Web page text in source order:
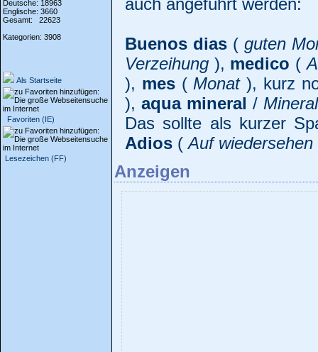
Deutsche: 18963
Englische: 3660
Gesamt: 22623
Kategorien: 3908
Als Startseite
Favoriten (IE)
Lesezeichen (FF)
auch angeführt werden:
Buenos dias (guten
Verzeihung ), medico (
), mes( Monat), kurz
), aqua mineral /
Das sollte als kurzer
Adios (Auf wiedersehen
Anzeigen